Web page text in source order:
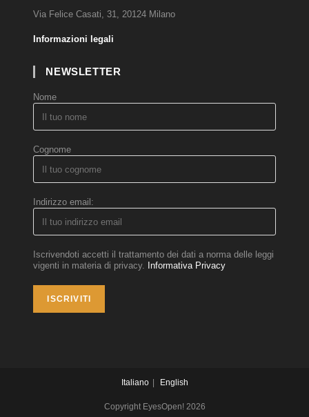
Via Felice Casati, 31, 20124 Milano
Informazioni legali
NEWSLETTER
Nome
Cognome
Indirizzo email:
Iscrivendoti accetti il trattamento dei dati a norma delle leggi
vigenti in materia di privacy. Informativa Privacy
Italiano English
Copyright EyesOpen! 2026